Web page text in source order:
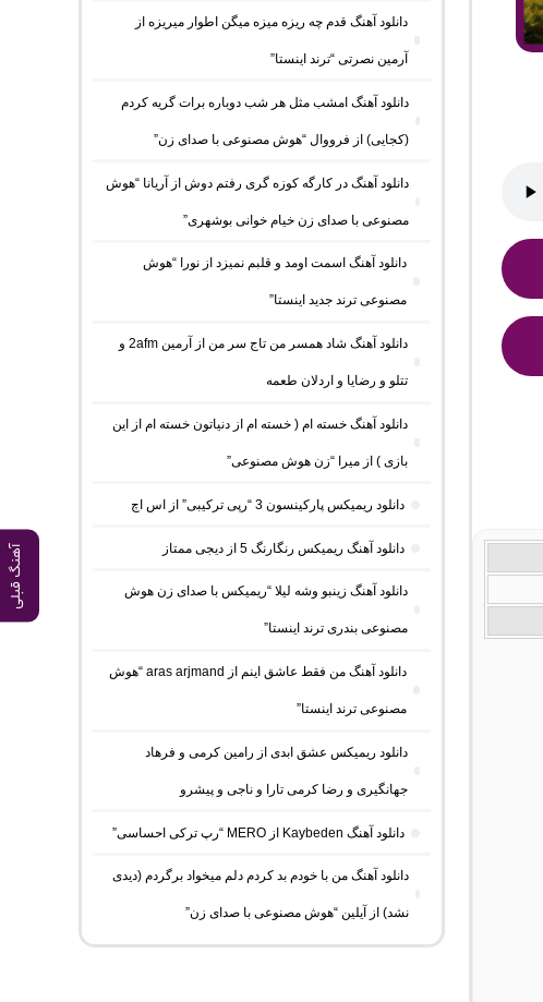
آهنگ قبلی
دانلود آهنگ ﻗﺪم ﭼﻪ رﻳﺰه ﻣﻴﺰه ﻣﻴﮕﻦ اﻃﻮار ﻣﻴﺮﻳﺰه از
آرمین نصرتی “ترند اینستا”
دانلود آهنگ امشب مثل هر شب دوباره برات گریه کردم
(کجایی) از فرووال “هوش مصنوعی با صدای زن”
دانلود آهنگ در کارگه کوزه گری رفتم دوش از آریانا “هوش
مصنوعی با صدای زن خیام خوانی بوشهری”
دانلود آهنگ اسمت اومد و قلبم نمیزد از نورا “هوش
مصنوعی ترند جدید اینستا”
دانلود آهنگ شاد همسر من تاج سر من از آرمین 2afm و
تتلو و رضایا و اردلان طعمه
دانلود آهنگ خسته ام ( خسته ام از دنیاتون خسته ام از این
بازی ) از میرا “زن هوش مصنوعی”
دانلود ریمیکس پارکینسون 3 “رپی ترکیبی” از اس اچ
دانلود آهنگ ریمیکس رنگارنگ 5 از دیجی ممتاز
دانلود آهنگ زینبو وشه لیلا “ریمیکس با صدای زن هوش
مصنوعی بندری ترند اینستا”
دانلود آهنگ من فقط عاشق اینم از aras arjmand “هوش
مصنوعی ترند اینستا”
دانلود ریمیکس عشق ابدی از رامین کرمی و فرهاد
جهانگیری و رضا کرمی تارا و ناجی و پیشرو
دانلود آهنگ Kaybeden از MERO “رپ ترکی احساسی”
دانلود آهنگ من با خودم بد کردم دلم میخواد برگردم (دیدی
نشد) از آیلین “هوش مصنوعی با صدای زن”